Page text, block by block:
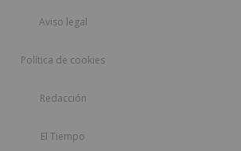
Aviso legal
Política de cookies
Redacción
El Tiempo